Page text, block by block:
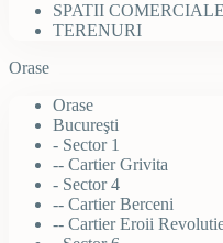
SPATII COMERCIALE
TERENURI
Orase
Orase
Bucureşti
- Sector 1
-- Cartier Grivita
- Sector 4
-- Cartier Berceni
-- Cartier Eroii